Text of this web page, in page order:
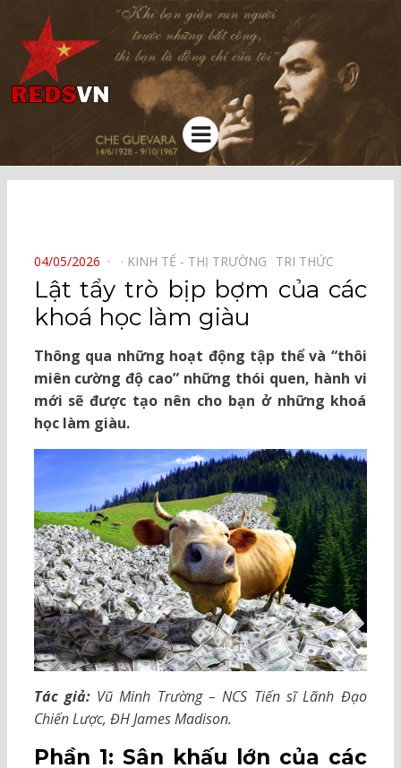
Kênh chia sẻ tri thức cộng đồng
Menu
POSTED
ON
04/05/2026 KINH TẾ - THỊ TRƯỜNG⠀ TRI THỨC⠀
Lật tẩy trò bịp bợm của các
khoá học làm giàu
Thông qua những hoạt động tập thể và “thôi
miên cường độ cao” những thói quen, hành vi
mới sẽ được tạo nên cho bạn ở những khoá
học làm giàu.
Tác giả:Vũ Minh Trường – NCS Tiến sĩ Lãnh Đạo
Chiến Lược, ĐH James Madison.
Phần 1: Sân khấu lớn của các